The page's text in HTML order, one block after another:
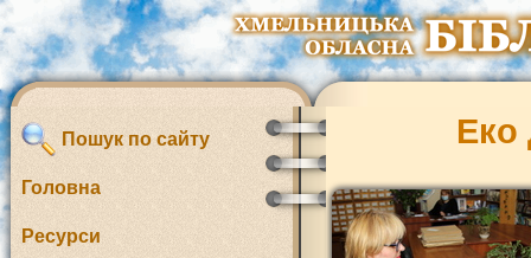
Пошук по сайту
Головна
Ресурси
Еко